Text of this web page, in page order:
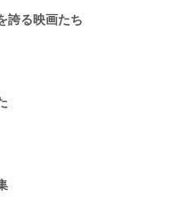
誇る映画たち